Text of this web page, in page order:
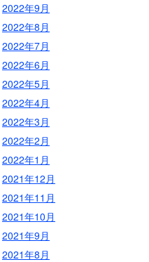
2022年9月
2022年8月
2022年7月
2022年6月
2022年5月
2022年4月
2022年3月
2022年2月
2022年1月
2021年12月
2021年11月
2021年10月
2021年9月
2021年8月